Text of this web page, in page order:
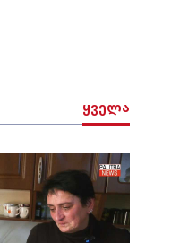
ყველა